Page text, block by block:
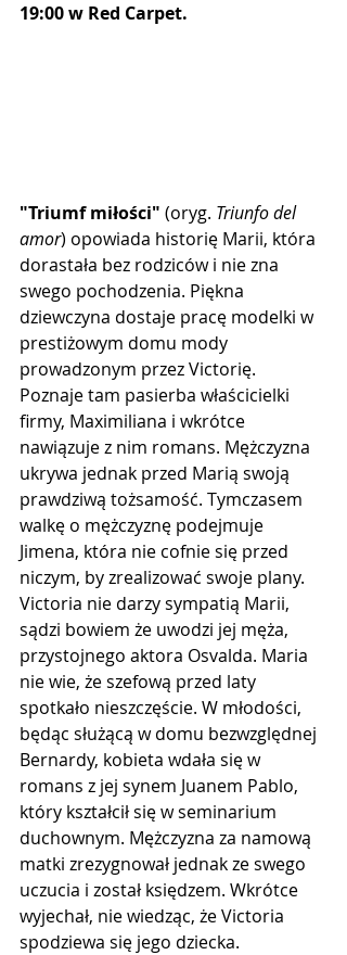
19:00 w Red Carpet.
"Triumf miłości" (oryg. Triunfo del
amor) opowiada historię Marii, która
dorastała bez rodziców i nie zna
swego pochodzenia. Piękna
dziewczyna dostaje pracę modelki w
prestiżowym domu mody
prowadzonym przez Victorię.
Poznaje tam pasierba właścicielki
firmy, Maximiliana i wkrótce
nawiązuje z nim romans. Mężczyzna
ukrywa jednak przed Marią swoją
prawdziwą tożsamość. Tymczasem
walkę o mężczyznę podejmuje
Jimena, która nie cofnie się przed
niczym, by zrealizować swoje plany.
Victoria nie darzy sympatią Marii,
sądzi bowiem że uwodzi jej męża,
przystojnego aktora Osvalda. Maria
nie wie, że szefową przed laty
spotkało nieszczęście. W młodości,
będąc służącą w domu bezwzględnej
Bernardy, kobieta wdała się w
romans z jej synem Juanem Pablo,
który kształcił się w seminarium
duchownym. Mężczyzna za namową
matki zrezygnował jednak ze swego
uczucia i został księdzem. Wkrótce
wyjechał, nie wiedząc, że Victoria
spodziewa się jego dziecka.